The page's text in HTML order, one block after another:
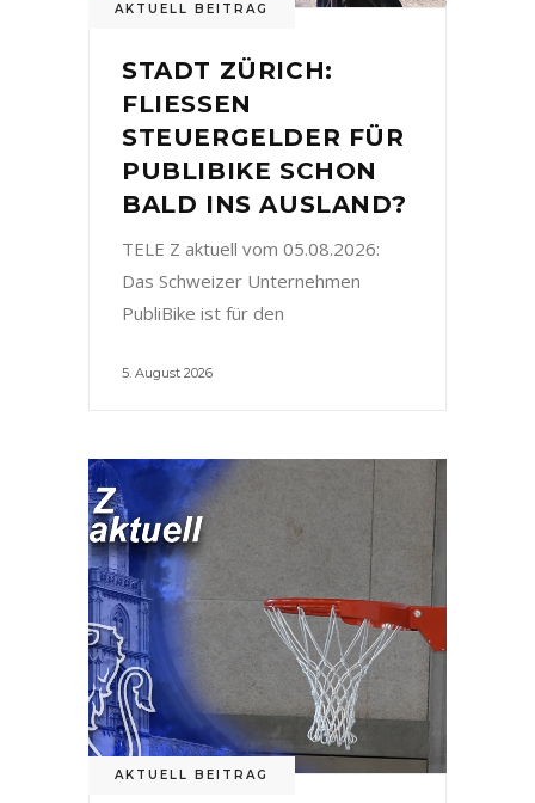
AKTUELL BEITRAG
STADT ZÜRICH:
FLIESSEN
STEUERGELDER FÜR
PUBLIBIKE SCHON
BALD INS AUSLAND?
TELE Z aktuell vom 05.08.2026:
Das Schweizer Unternehmen
PubliBike ist für den
5. August 2026
AKTUELL BEITRAG